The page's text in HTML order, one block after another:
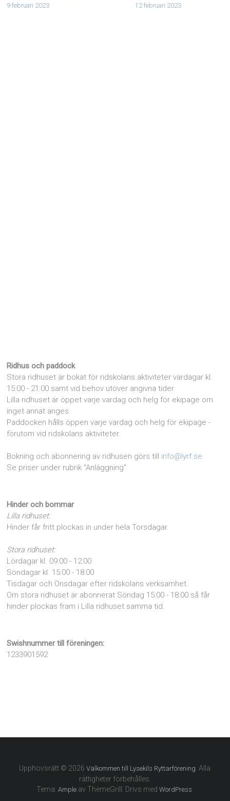
9 februari 2023 12 februari 2023
Ridhus och paddock
Stora ridhuset är bokat för ridskolans aktiviteter vardagar kl.
15:00 - 21:00 samt vid behov utöver angivna tider.
Lilla ridhuset är öppet varje vardag och helg för ekipage om
inget annat anges.
Paddocken hålls öppen varje vardag och helg för ekipage -
förutom vid ridskolans aktiviteter.
Bokning och abonnering av ridhusen görs till info@lyrf.se
Se priser under rubrik "Anläggning"
Hinder och bommar
Lilla ridhuset:
Hinder får fritt plockas in under hela Torsdagar.
Stora ridhuset:
Lördagar kl. 09:00 - 12:00
Söndagar kl. 15:00 - 18:00
Tisdagar och Onsdagar efter ridskolans verksamhet.
Om stora ridhuset är abonnerat Söndag 15:00 - 18:00 så får
hinder plockas fram i Lilla ridhuset samma tid.
Swishnummer till föreningen:
1233901592
Upphovsrätt © 2026Välkommen till Lysekils Ryttarförening. Alla
rättigheter förbehålles.
Tema: Ampleav ThemeGrill. Drivs med WordPress.